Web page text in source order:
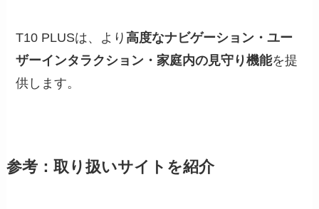
T10 PLUSは、より高度なナビゲーション・ユー
ザーインタラクション・家庭内の見守り機能を提
供します。
参考：取り扱いサイトを紹介